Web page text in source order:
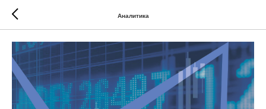
Аналитика